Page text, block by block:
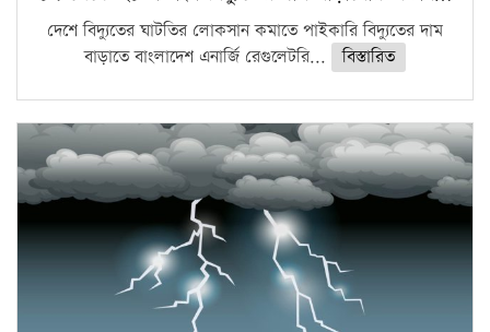
দেশে বিদ্যুতের ঘাটতির লোকসান কমাতে পাইকারি বিদ্যুতের দাম
বাড়াতে বাংলাদেশ এনার্জি রেগুলেটরি...
বিস্তারিত